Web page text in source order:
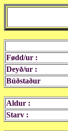
Fødd/ur :
Deyð/ur :
Búðstaður
Aldur :
Starv :